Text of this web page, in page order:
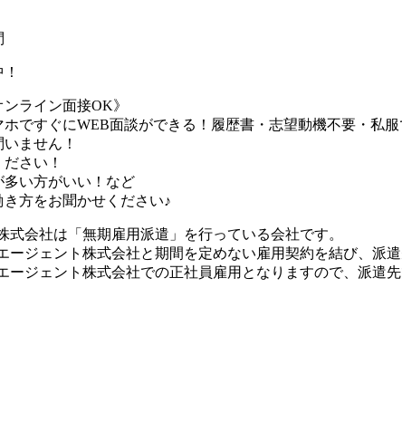
ライン面接OK》
ですぐにWEB面談ができる！履歴書・志望動機不要・私服
ません！
さい！
い方がいい！など
方をお聞かせください♪
式会社は「無期雇用派遣」を行っている会社です。
ージェント株式会社と期間を定めない雇用契約を結び、派
ージェント株式会社での正社員雇用となりますので、派遣